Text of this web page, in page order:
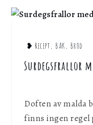
❥ Recept, BAK , Bröd
Surdegsfrallor
Doften av malda
finns ingen regel